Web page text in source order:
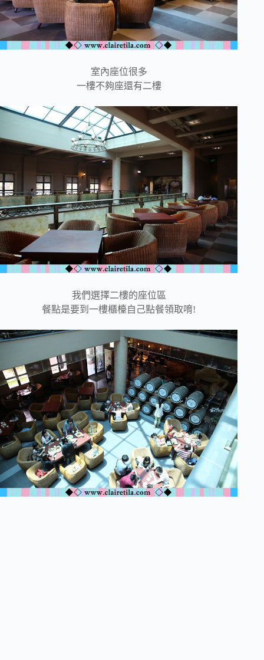
室內座位很多
一樓不夠座還有二樓
我們選擇二樓的座位區
餐點是要到一樓櫃檯自己點餐領取唷!